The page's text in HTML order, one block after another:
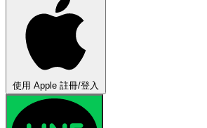
使用 Apple 註冊/登入